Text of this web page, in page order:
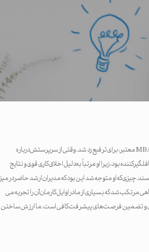
یکی از مراجعین جدید مربیگری من، مایک، یک مدیر جوان در صنعت مالی با مدرک MBA معتبر، برای ترفیع رد شد. وقتی از سرپرستش درباره
بود، زیرا او مرتباً به دلیل اخلاق کاری قوی و نتایج
چیزی که او متوجه شد این بود که مدیران ارشد حاضر در میز
شد که بسیاری از ما در اوایل کارمان آن را تجربه می
و تضمین فرصت‌های پیشرفت کافی است. ما ارزش ساختن